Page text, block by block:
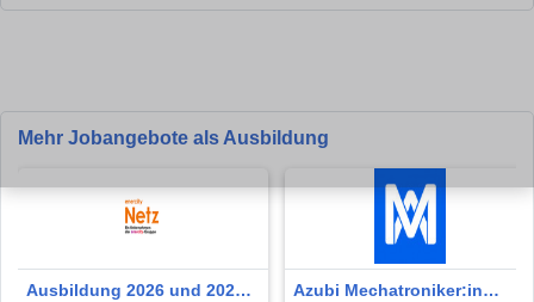
Mehr Jobangebote als Ausbildung
Ausbildung 2026 und 2027 -
Azubi Mechatroniker:in